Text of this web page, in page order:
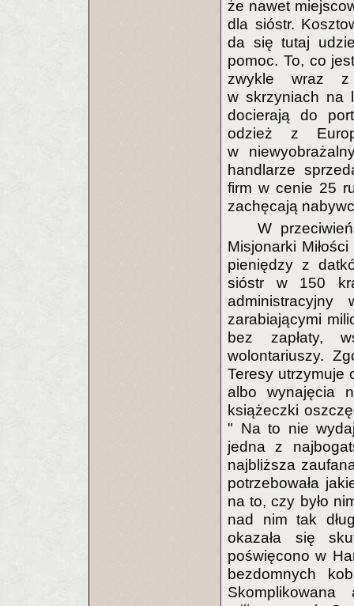
że nawet
dla sióstr.
da się tutaj
pomoc. To, co
zwykle wraz z
w skrzyniach na
docierają do
odzież z
w
handlarze
firm w cenie 25
zachęcają
W
Misjonarki
pieniędzy z
sióstr w 150
zarabiającymi
bez zapłaty,
wolontariuszy.
Teresy utrzymuje
albo wynajęcia
książeczki
" Na to nie
jedna z
najbliższa
potrzebowała
na to, czy było
nad nim tak
okazała się
poświęcono w
bezdomnych
Skomplikowana